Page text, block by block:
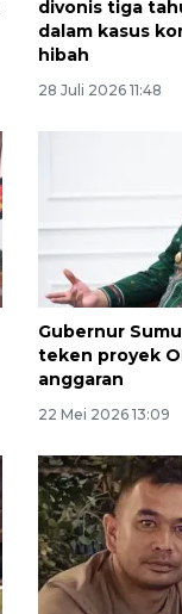
divonis tiga
dalam kasus
hibah
28 Juli 2026 11:48
Gubernur
teken proyek
anggaran
22 Mei 2026 13:09